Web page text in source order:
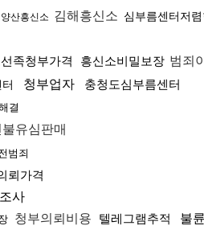
양산흥신소 김해흥신소 심부름센터저
족청부가격 흥신소비밀보장 범죄
청부업자 충청도심부름센터
결
불유심판매
범죄
뢰가격
사
청부의뢰비용 텔레그램추적 불